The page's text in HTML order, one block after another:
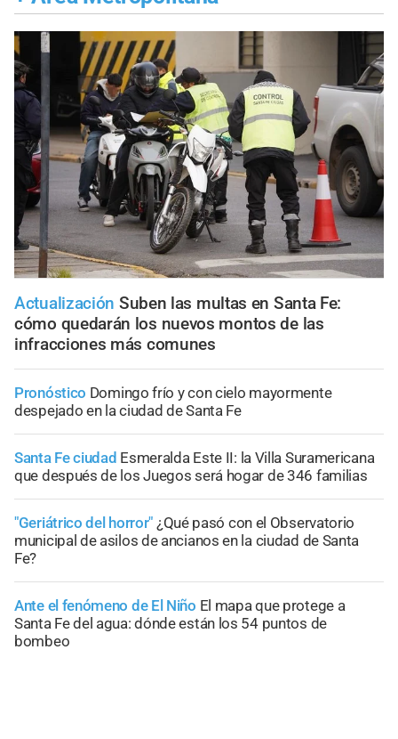
Actualización Suben las multas en Santa Fe:
cómo quedarán los nuevos montos de las
infracciones más comunes
Pronóstico Domingo frío y con cielo mayormente
despejado en la ciudad de Santa Fe
Santa Fe ciudad Esmeralda Este II: la Villa Suramericana
que después de los Juegos será hogar de 346 familias
"Geriátrico del horror" ¿Qué pasó con el Observatorio
municipal de asilos de ancianos en la ciudad de Santa
Fe?
Ante el fenómeno de El Niño El mapa que protege a
Santa Fe del agua: dónde están los 54 puntos de
bombeo